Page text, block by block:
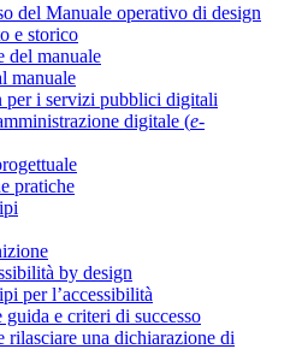
del Manuale operativo di design
e storico
del manuale
manuale
per i servizi pubblici digitali
digitale (e-
pratiche
by design
per l’accessibilità
guida e criteri di successo
rilasciare una dichiarazione di